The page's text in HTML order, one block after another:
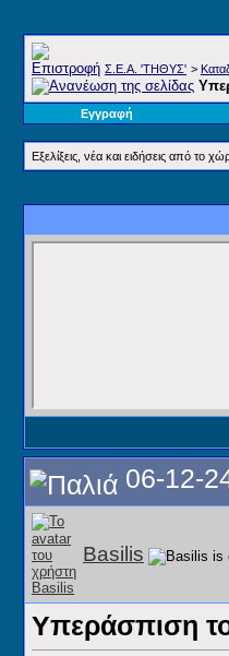
Σ.E.A. 'ΤΗΘΥΣ' >
Εγγραφή
Εξελίξεις, νέα και ειδήσεις από το
06-12-
Basilis
Υπεράσπιση